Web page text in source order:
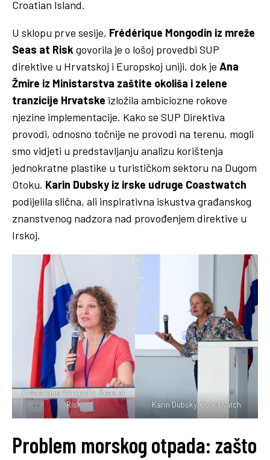
Croatian Island.
U sklopu prve sesije, Frédérique Mongodin iz mreže
Seas at Risk govorila je o lošoj provedbi SUP
direktive u Hrvatskoj i Europskoj uniji, dok je Ana
Žmire iz Ministarstva zaštite okoliša i zelene
tranzicije Hrvatske izložila ambiciozne rokove
njezine implementacije. Kako se SUP Direktiva
provodi, odnosno točnije ne provodi na terenu, mogli
smo vidjeti u predstavljanju analizu korištenja
jednokratne plastike u turističkom sektoru na Dugom
Otoku. Karin Dubsky iz irske udruge Coastwatch
podijelila slična, ali inspirativna iskustva građanskog
znanstvenog nadzora nad provođenjem direktive u
Irskoj.
Frédérique Mongodin, Seas at
Risk
Karin Dubsky, Coastwatch
Problem morskog otpada: zašto